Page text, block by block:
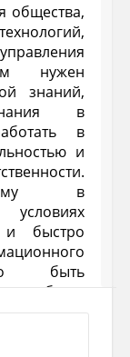
общества,
нужен
знаний,
в
в
и
в
и быстро
быть